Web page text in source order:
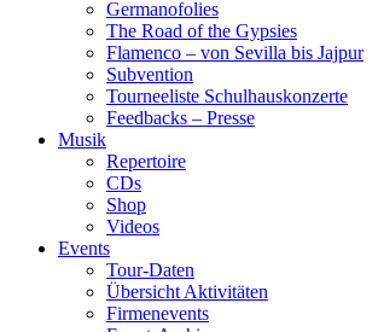
Germanofolies
The Road of the Gypsies
Flamenco – von Sevilla bis Jajpur
Subvention
Tourneeliste Schulhauskonzerte
Feedbacks – Presse
Musik
Repertoire
CDs
Shop
Videos
Events
Tour-Daten
Übersicht Aktivitäten
Firmenevents